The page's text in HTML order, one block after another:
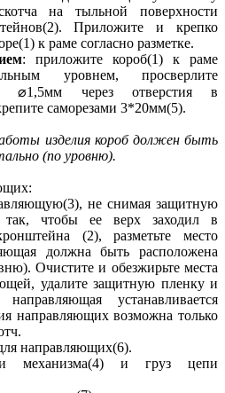
на тыльной поверхности
Приложите и крепко
к раме согласно разметке.
: приложите короб(1) к раме
уровнем, просверлите
⌀1,5мм через отверстия в
саморезами 3*20мм(5).
изделия короб должен быть
(по уровню).
не снимая защитную
так, чтобы ее верх заходил в
(2), разметьте место
должна быть расположена
Очистите и обезжирьте места
удалите защитную пленку и
устанавливается
направляющих возможна только
направляющих(6).
механизма(4) и груз цепи